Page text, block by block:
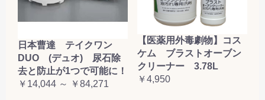
日本曹達 テイクワン
DUO (デュオ) 尿石除
去と防止が1つで可能に！
￥14,044 ～ ￥84,271
【医薬用外毒劇物】コス
ケム ブラストオーブン
クリーナー 3.78L
￥4,950